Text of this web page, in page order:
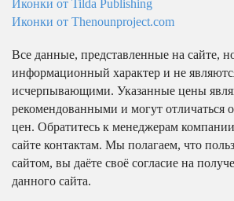
Иконки от Tilda Publishing
Иконки от Thenounproject.com
Все данные, представленные на сайте,
информационный характер и не
исчерпывающими. Указанные цены
рекомендованными и могут отличаться
цен. Обратитесь к менеджерам
сайте контактам. Мы полагаем, что
сайтом, вы даёте своё согласие на
данного сайта.